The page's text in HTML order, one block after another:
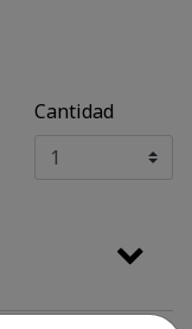
Cantidad